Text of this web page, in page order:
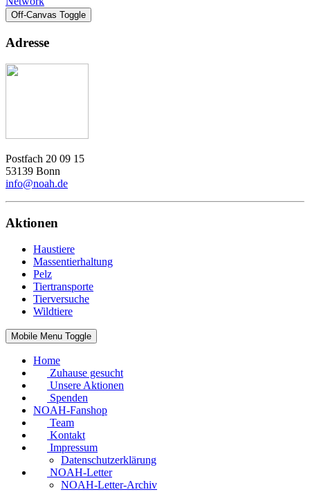
Off-Canvas Toggle
Adresse
Postfach 20 09 15
53139 Bonn
info@noah.de
Aktionen
Haustiere
Massentierhaltung
Pelz
Tiertransporte
Tierversuche
Wildtiere
Mobile Menu Toggle
Home
Zuhause gesucht
Unsere Aktionen
Spenden
NOAH-Fanshop
Team
Kontakt
Impressum
Datenschutzerklärung
NOAH-Letter
NOAH-Letter-Archiv